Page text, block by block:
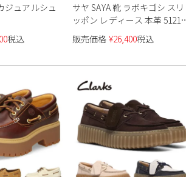
ジュアルシュ
税込
サヤ SAYA 靴 ラボキゴシ スリ
ッポン レディース 本革 51212
ベロクロ ストラップシューズ
ラウンドトゥ 日本製
販売価格 ¥26,400税込